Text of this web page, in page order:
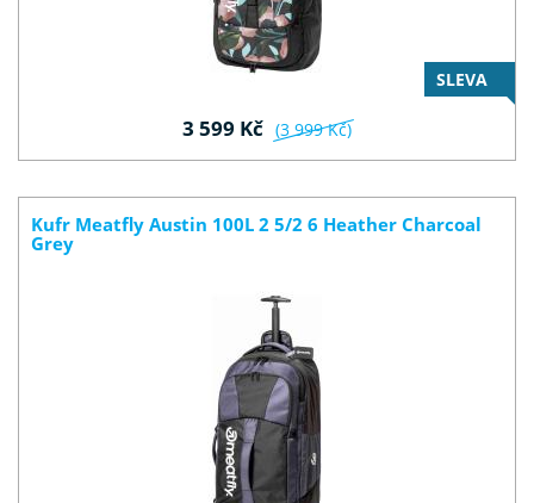
SLEVA
3 599 Kč (3 999 Kč)
Kufr Meatfly Austin 100L 2 5/2 6 Heather Charcoal
Grey